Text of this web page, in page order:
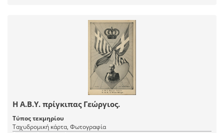
Η Α.Β.Υ. πρίγκιπας Γεώργιος.
Τύπος τεκμηρίου
Ταχυδρομική κάρτα, Φωτογραφία